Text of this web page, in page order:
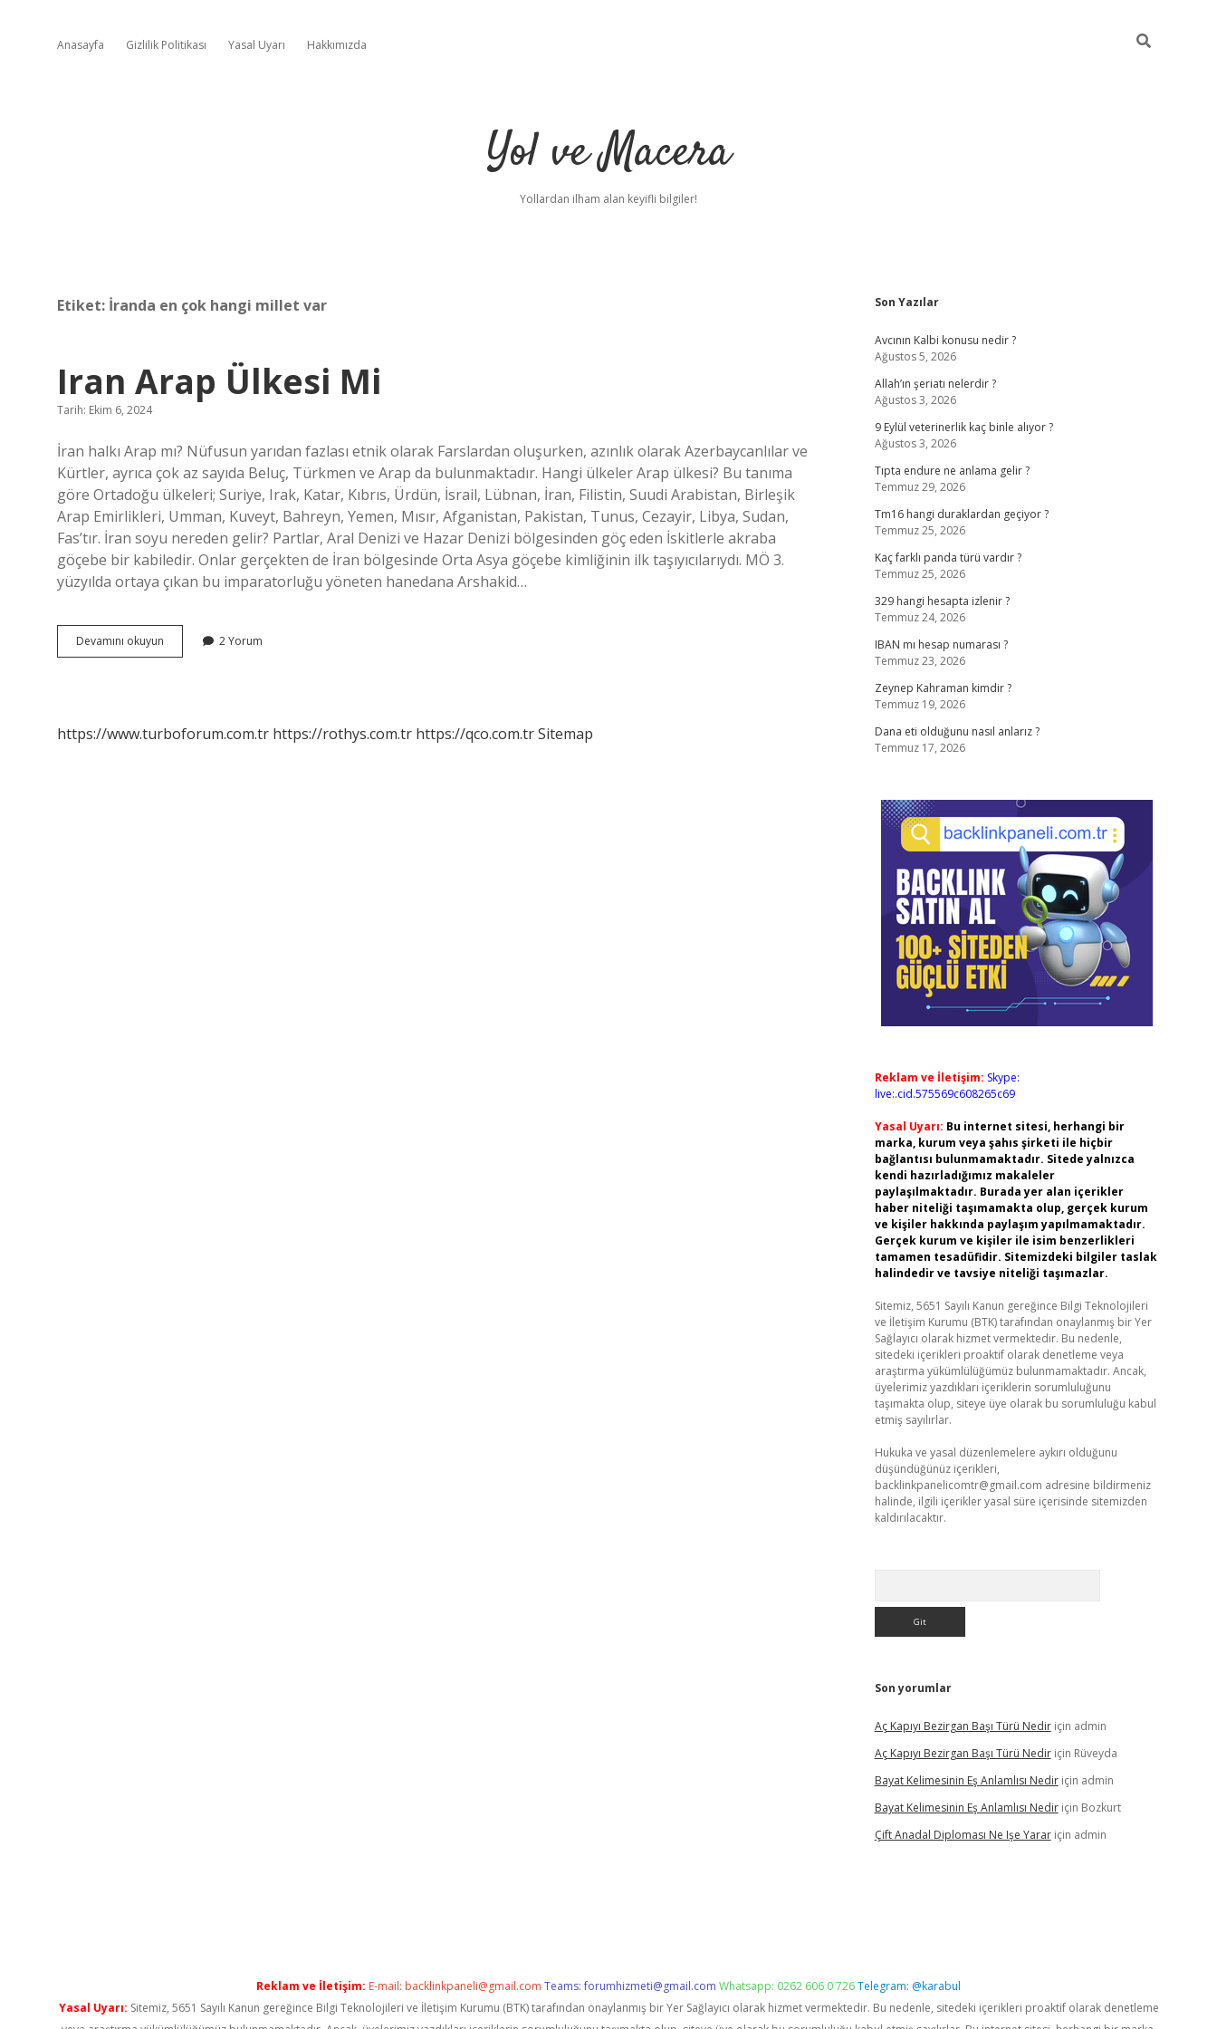
Anasayfa Gizlilik Politikası Yasal Uyarı Hakkımızda
Yol ve Macera
Yollardan ilham alan keyifli bilgiler!
Etiket: İranda en çok hangi millet var
Iran Arap Ülkesi Mi
Tarih: Ekim 6, 2024
İran halkı Arap mı? Nüfusun yarıdan fazlası etnik olarak Farslardan oluşurken, azınlık olarak Azerbaycanlılar ve
Kürtler, ayrıca çok az sayıda Beluç, Türkmen ve Arap da bulunmaktadır. Hangi ülkeler Arap ülkesi? Bu tanıma
göre Ortadoğu ülkeleri; Suriye, Irak, Katar, Kıbrıs, Ürdün, İsrail, Lübnan, İran, Filistin, Suudi Arabistan, Birleşik
Arap Emirlikleri, Umman, Kuveyt, Bahreyn, Yemen, Mısır, Afganistan, Pakistan, Tunus, Cezayir, Libya, Sudan,
Fas’tır. İran soyu nereden gelir? Partlar, Aral Denizi ve Hazar Denizi bölgesinden göç eden İskitlerle akraba
göçebe bir kabiledir. Onlar gerçekten de İran bölgesinde Orta Asya göçebe kimliğinin ilk taşıyıcılarıydı. MÖ 3.
yüzyılda ortaya çıkan bu imparatorluğu yöneten hanedana Arshakid…
Devamını okuyun
Arap
2 Yorum
https://www.turboforum.com.tr https://rothys.com.tr https://qco.com.trSitemap
Sidebar
Son Yazılar
Avcının Kalbi konusu nedir ?
Ağustos 5, 2026
Allah’ın şeriatı nelerdir ?
Ağustos 3, 2026
9 Eylül veterinerlik kaç binle alıyor ?
Ağustos 3, 2026
Tıpta endure ne anlama gelir ?
Temmuz 29, 2026
Tm16 hangi duraklardan geçiyor ?
Temmuz 25, 2026
Kaç farklı panda türü vardır ?
Temmuz 25, 2026
329 hangi hesapta izlenir ?
Temmuz 24, 2026
IBAN mı hesap numarası ?
Temmuz 23, 2026
Zeynep Kahraman kimdir ?
Temmuz 19, 2026
Dana eti olduğunu nasıl anlarız ?
Temmuz 17, 2026
Reklam ve İletişim: Skype:
live:.cid.575569c608265c69
Yasal Uyarı: Bu internet sitesi, herhangi bir
marka, kurum veya şahıs şirketi ile hiçbir
bağlantısı bulunmamaktadır. Sitede yalnızca
kendi hazırladığımız makaleler
paylaşılmaktadır. Burada yer alan içerikler
haber niteliği taşımamakta olup, gerçek kurum
ve kişiler hakkında paylaşım yapılmamaktadır.
Gerçek kurum ve kişiler ile isim benzerlikleri
tamamen tesadüfidir. Sitemizdeki bilgiler taslak
halindedir ve tavsiye niteliği taşımazlar.
Sitemiz, 5651 Sayılı Kanun gereğince Bilgi Teknolojileri
ve İletişim Kurumu (BTK) tarafından onaylanmış bir Yer
Sağlayıcı olarak hizmet vermektedir. Bu nedenle,
sitedeki içerikleri proaktif olarak denetleme veya
araştırma yükümlülüğümüz bulunmamaktadır. Ancak,
üyelerimiz yazdıkları içeriklerin sorumluluğunu
taşımakta olup, siteye üye olarak bu sorumluluğu kabul
etmiş sayılırlar.
Hukuka ve yasal düzenlemelere aykırı olduğunu
düşündüğünüz içerikleri,
backlinkpanelicomtr@gmail.com adresine bildirmeniz
halinde, ilgili içerikler yasal süre içerisinde sitemizden
kaldırılacaktır.
Son yorumlar
Aç Kapıyı Bezirgan Başı Türü Nediriçin admin
Aç Kapıyı Bezirgan Başı Türü Nediriçin Rüveyda
Bayat Kelimesinin Eş Anlamlısı Nediriçin admin
Bayat Kelimesinin Eş Anlamlısı Nediriçin Bozkurt
Çift Anadal Diploması Ne Işe Yarariçin admin
Reklam ve İletişim: E-mail: backlinkpaneli@gmail.com Teams:forumhizmeti@gmail.com Whatsapp: 0262 606 0 726Telegram: @karabul
Yasal Uyarı: Sitemiz, 5651 Sayılı Kanun gereğince Bilgi Teknolojileri ve İletişim Kurumu (BTK) tarafından onaylanmış bir Yer Sağlayıcı olarak hizmet vermektedir. Bu nedenle, sitedeki içerikleri proaktif olarak denetleme